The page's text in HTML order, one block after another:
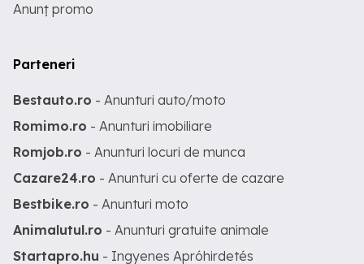
Anunț promo
Parteneri
Bestauto.ro - Anunturi auto/moto
Romimo.ro - Anunturi imobiliare
Romjob.ro - Anunturi locuri de munca
Cazare24.ro - Anunturi cu oferte de cazare
Bestbike.ro - Anunturi moto
Animalutul.ro - Anunturi gratuite animale
Startapro.hu - Ingyenes Apróhirdetés